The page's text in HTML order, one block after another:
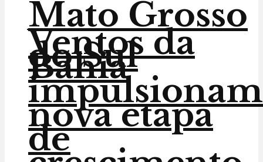
Ventos da
Bahia
impulsionam
nova etapa
de
Mato Grosso
do Sul